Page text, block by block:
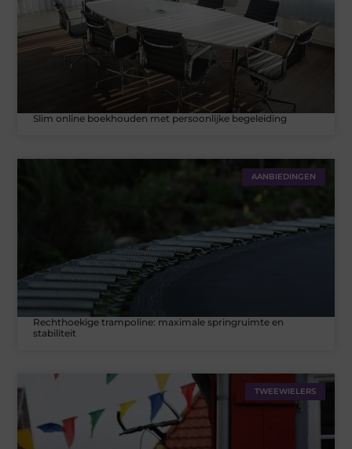
Slim online boekhouden met persoonlijke begeleiding
AANBIEDINGEN
Rechthoekige trampoline: maximale springruimte en
stabiliteit
TWEEWIELERS